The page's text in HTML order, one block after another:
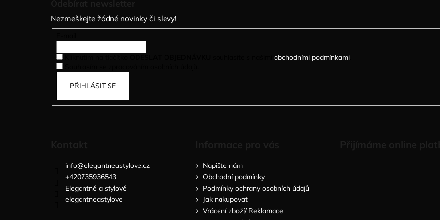
Nezmeškejte žádné novinky či slevy!
obchodními podmínkami.
PŘIHLÁSIT SE
info@elegantneastylove.cz
+420735936543
Elegantně a stylově
elegantneastylove
Napište nám
Obchodní podmínky
Podmínky ochrany osobních údajů
Jak nakupovat
Vrácení zboží/ Reklamace